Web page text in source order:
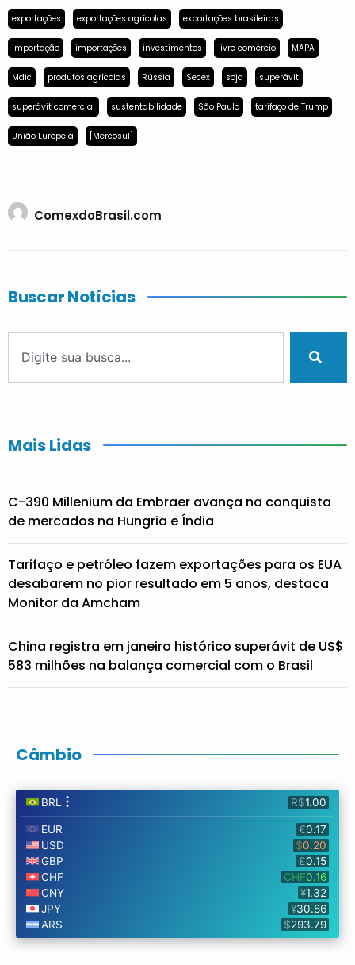
exportações exportações agrícolas exportações brasileiras
importação importações investimentos livre comércio MAPA
Mdic produtos agrícolas Rússia Secex soja superávit
superávit comercial sustentabilidade São Paulo tarifaço de Trump
União Europeia [Mercosul]
ComexdoBrasil.com
Buscar Notícias
Mais Lidas
C-390 Millenium da Embraer avança na conquista
de mercados na Hungria e Índia
Tarifaço e petróleo fazem exportações para os EUA
desabarem no pior resultado em 5 anos, destaca
Monitor da Amcham
China registra em janeiro histórico superávit de US$
583 milhões na balança comercial com o Brasil
Câmbio